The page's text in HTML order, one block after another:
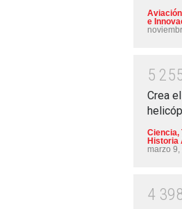
e
5 25
Crea
Ciencia,
Historia
marzo 9,
4 39